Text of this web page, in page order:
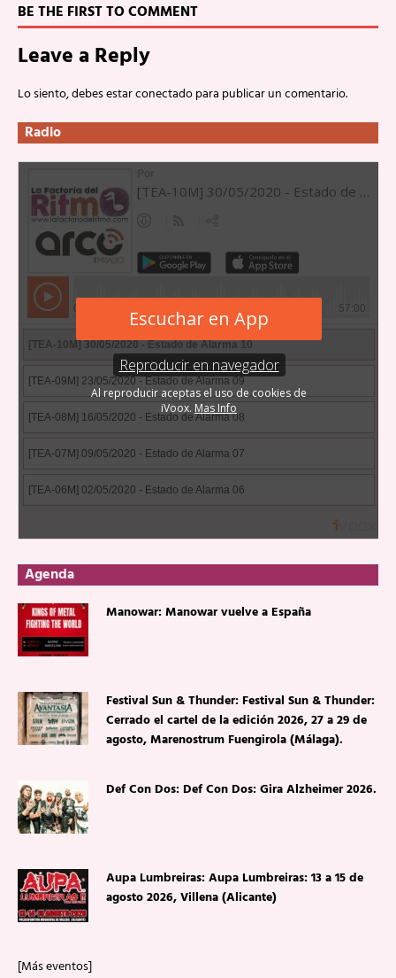
BE THE FIRST TO COMMENT
Leave a Reply
Lo siento, debes estarconectadopara publicar un comentario.
Radio
Agenda
Manowar: Manowar vuelve a España
Festival Sun & Thunder: Festival Sun & Thunder:
Cerrado el cartel de la edición 2026, 27 a 29 de
agosto, Marenostrum Fuengirola (Málaga).
Def Con Dos: Def Con Dos: Gira Alzheimer 2026.
Aupa Lumbreiras: Aupa Lumbreiras: 13 a 15 de
agosto 2026, Villena (Alicante)
[Más eventos]